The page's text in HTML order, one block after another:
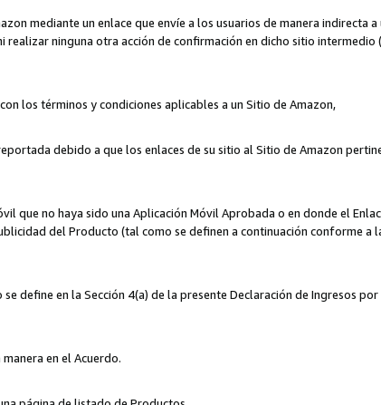
mediante un enlace que envíe a los usuarios de manera indirecta a
ninguna otra acción de confirmación en dicho sitio intermedio
los términos y condiciones aplicables a un Sitio de Amazon,
debido a que los enlaces de su sitio al Sitio de Amazon
que no haya sido una Aplicación Móvil Aprobada o en donde el
del Producto (tal como se definen a continuación conforme a
define en la Sección 4(a) de la presente Declaración de Ingresos por
en el Acuerdo.